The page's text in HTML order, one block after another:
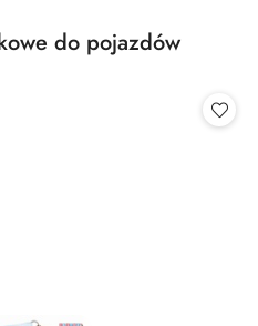
do pojazdów